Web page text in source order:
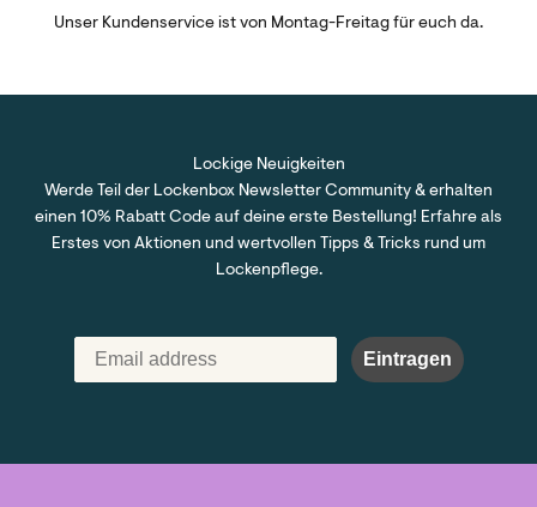
Unser Kundenservice ist von Montag-Freitag für euch da.
Lockige Neuigkeiten
Werde Teil der Lockenbox Newsletter Community & erhalten
einen 10% Rabatt Code auf deine erste Bestellung! Erfahre als
Erstes von Aktionen und wertvollen Tipps & Tricks rund um
Lockenpflege.
Eintragen